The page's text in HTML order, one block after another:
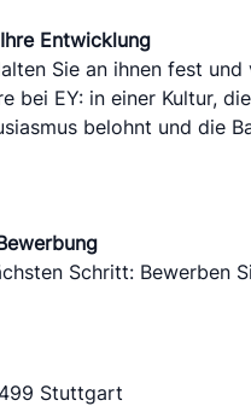
Entwicklung
Sie an ihnen fest
bei EY: in einer Kultur,
belohnt und die
Stuttgart